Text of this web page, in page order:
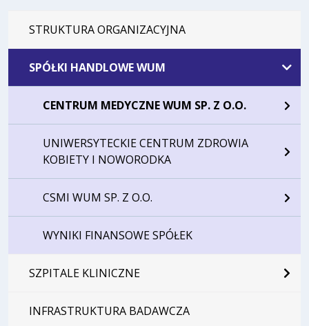
STRUKTURA ORGANIZACYJNA
SPÓŁKI HANDLOWE WUM
CENTRUM MEDYCZNE WUM SP. Z O.O.
UNIWERSYTECKIE CENTRUM ZDROWIA
KOBIETY I NOWORODKA
CSMI WUM SP. Z O.O.
WYNIKI FINANSOWE SPÓŁEK
SZPITALE KLINICZNE
INFRASTRUKTURA BADAWCZA